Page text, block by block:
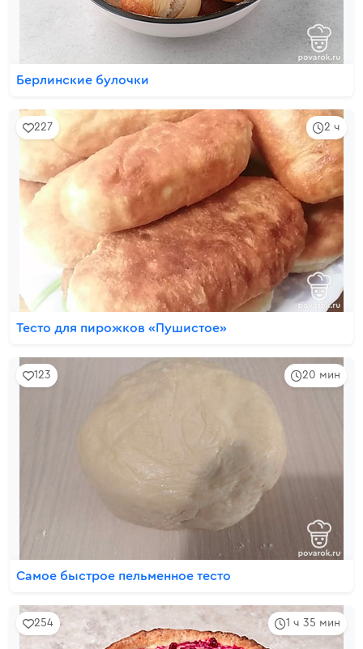
Берлинские булочки
2 ч
227
Тесто для пирожков «Пушистое»
20 мин
123
Самое быстрое пельменное тесто
1 ч 35 мин
254